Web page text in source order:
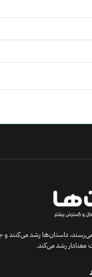
داستان‌ها رشد می‌کنند و
معنادار رشد می‌کند.